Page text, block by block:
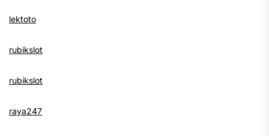
lektoto
rubikslot
rubikslot
raya247